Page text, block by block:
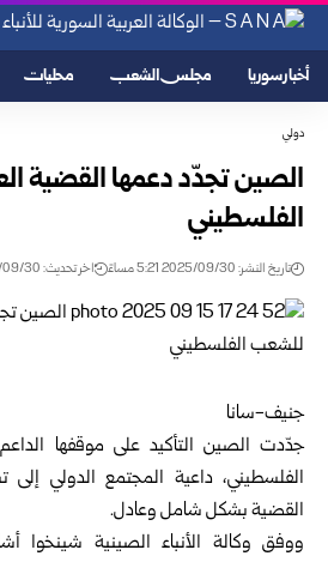
أخبار سوريا مجلس الشعب محليات
دولي
الصين تجدّد دعمها القضية
الفلسطيني
تاريخ النشر: 2025/09/30 5:21 مساءً اخر تحديث: 2025/09/30 5:21 مساءً
جنيف-سانا
جدّدت الصين التأكيد على موقفها
الفلسطيني، داعية المجتمع الدولي
القضية بشكل شامل وعادل.
ووفق وكالة الأنباء الصينية شينخوا